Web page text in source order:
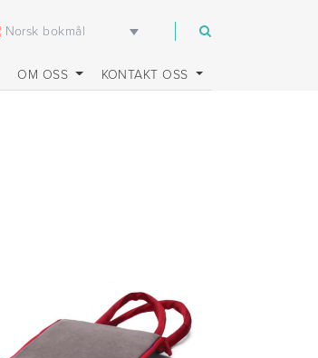
Norsk bokmål
OM OSS KONTAKT OSS